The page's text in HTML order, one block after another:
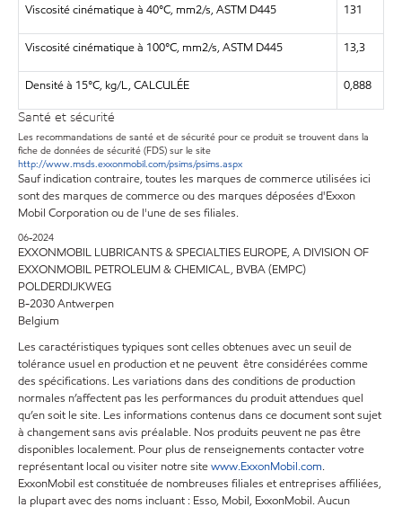
Viscosité cinématique à 40°C, mm2/s, ASTM D445 131
Viscosité cinématique à 100°C, mm2/s, ASTM D445 13,3
Densité à 15°C, kg/L, CALCULÉE 0,888
Santé et sécurité
Les recommandations de santé et de sécurité pour ce produit se trouvent dans la
fiche de données de sécurité (FDS) sur le site
http://www.msds.exxonmobil.com/psims/psims.aspx
Sauf indication contraire, toutes les marques de commerce utilisées ici
sont des marques de commerce ou des marques déposées d'Exxon
Mobil Corporation ou de l'une de ses filiales.
06-2024
EXXONMOBIL LUBRICANTS & SPECIALTIES EUROPE, A DIVISION OF
EXXONMOBIL PETROLEUM & CHEMICAL, BVBA (EMPC)
POLDERDIJKWEG
B-2030 Antwerpen
Belgium
Les caractéristiques typiques sont celles obtenues avec un seuil de
tolérance usuel en production et ne peuvent être considérées comme
des spécifications. Les variations dans des conditions de production
normales n’affectent pas les performances du produit attendues quel
qu’en soit le site. Les informations contenus dans ce document sont sujet
à changement sans avis préalable. Nos produits peuvent ne pas être
disponibles localement. Pour plus de renseignements contacter votre
représentant local ou visiter notre sitewww.ExxonMobil.com.
ExxonMobil est constituée de nombreuses filiales et entreprises affiliées,
la plupart avec des noms incluant : Esso, Mobil, ExxonMobil. Aucun